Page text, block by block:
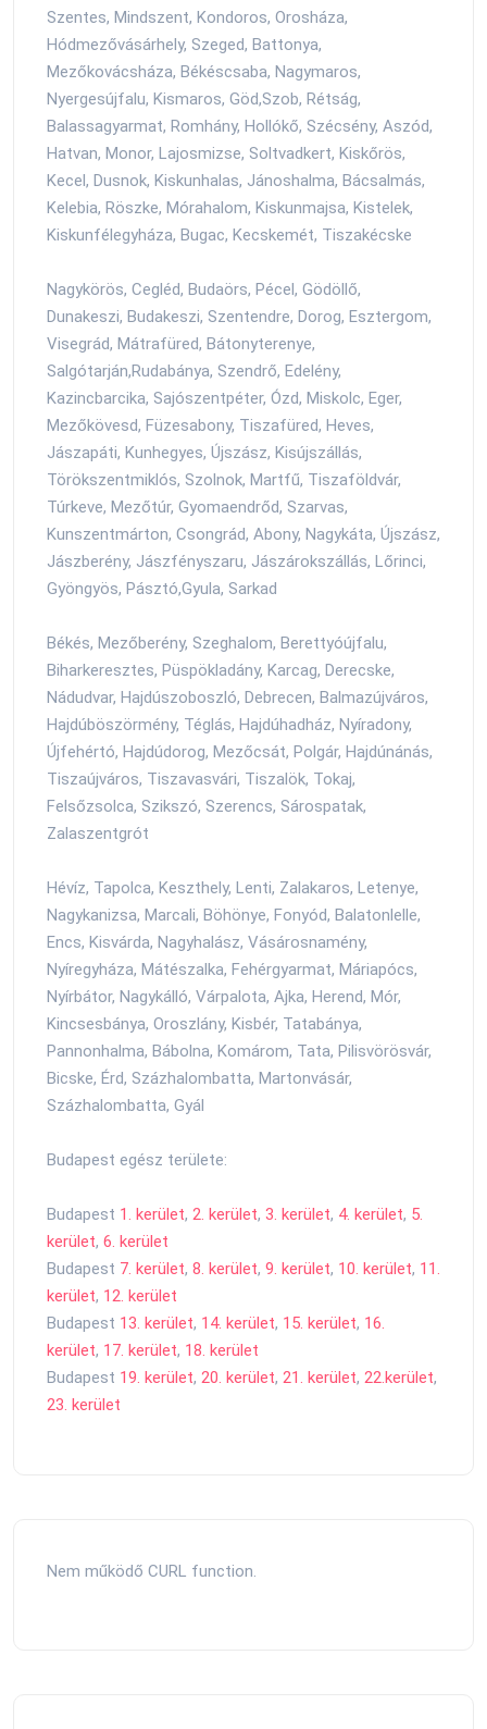
Szentes, Mindszent, Kondoros, Orosháza,
Hódmezővásárhely, Szeged, Battonya,
Mezőkovácsháza, Békéscsaba, Nagymaros,
Nyergesújfalu, Kismaros, Göd,Szob, Rétság,
Balassagyarmat, Romhány, Hollókő, Szécsény, Aszód,
Hatvan, Monor, Lajosmizse, Soltvadkert, Kiskőrös,
Kecel, Dusnok, Kiskunhalas, Jánoshalma, Bácsalmás,
Kelebia, Röszke, Mórahalom, Kiskunmajsa, Kistelek,
Kiskunfélegyháza, Bugac, Kecskemét, Tiszakécske
Nagykörös, Cegléd, Budaörs, Pécel, Gödöllő,
Dunakeszi, Budakeszi, Szentendre, Dorog, Esztergom,
Visegrád, Mátrafüred, Bátonyterenye,
Salgótarján,Rudabánya, Szendrő, Edelény,
Kazincbarcika, Sajószentpéter, Ózd, Miskolc, Eger,
Mezőkövesd, Füzesabony, Tiszafüred, Heves,
Jászapáti, Kunhegyes, Újszász, Kisújszállás,
Törökszentmiklós, Szolnok, Martfű, Tiszaföldvár,
Túrkeve, Mezőtúr, Gyomaendrőd, Szarvas,
Kunszentmárton, Csongrád, Abony, Nagykáta, Újszász,
Jászberény, Jászfényszaru, Jászárokszállás, Lőrinci,
Gyöngyös, Pásztó,Gyula, Sarkad
Békés, Mezőberény, Szeghalom, Berettyóújfalu,
Biharkeresztes, Püspökladány, Karcag, Derecske,
Nádudvar, Hajdúszoboszló, Debrecen, Balmazújváros,
Hajdúböszörmény, Téglás, Hajdúhadház, Nyíradony,
Újfehértó, Hajdúdorog, Mezőcsát, Polgár, Hajdúnánás,
Tiszaújváros, Tiszavasvári, Tiszalök, Tokaj,
Felsőzsolca, Szikszó, Szerencs, Sárospatak,
Zalaszentgrót
Hévíz, Tapolca, Keszthely, Lenti, Zalakaros, Letenye,
Nagykanizsa, Marcali, Böhönye, Fonyód, Balatonlelle,
Encs, Kisvárda, Nagyhalász, Vásárosnamény,
Nyíregyháza, Mátészalka, Fehérgyarmat, Máriapócs,
Nyírbátor, Nagykálló, Várpalota, Ajka, Herend, Mór,
Kincsesbánya, Oroszlány, Kisbér, Tatabánya,
Pannonhalma, Bábolna, Komárom, Tata, Pilisvörösvár,
Bicske, Érd, Százhalombatta, Martonvásár,
Százhalombatta, Gyál
Budapest egész területe:
Budapest 1. kerület, 2. kerület, 3. kerület, 4. kerület, 5.
kerület, 6. kerület
Budapest 7. kerület, 8. kerület, 9. kerület, 10. kerület, 11.
kerület, 12. kerület
Budapest 13. kerület, 14. kerület, 15. kerület, 16.
kerület, 17. kerület, 18. kerület
Budapest 19. kerület, 20. kerület, 21. kerület, 22.kerület,
23. kerület
Nem működő CURL function.